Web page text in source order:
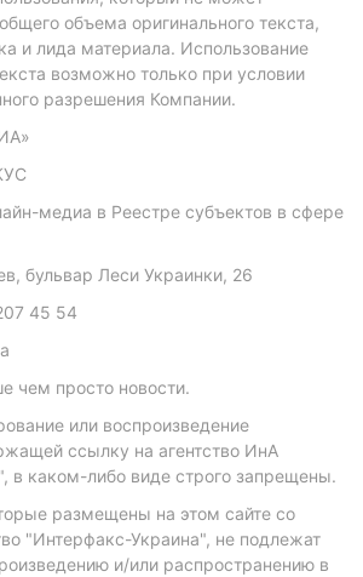
объема оригинального текста,
и лида материала. Использование
возможно только при условии
разрешения Компании.
медиа в Реестре субъектов в сфере
бульвар Леси Украинки, 26
45 54
чем просто новости.
или воспроизведение
ссылку на агентство ИнА
в каком-либо виде строго запрещены.
размещены на этом сайте со
"Интерфакс-Украина", не подлежат
и/или распространению в